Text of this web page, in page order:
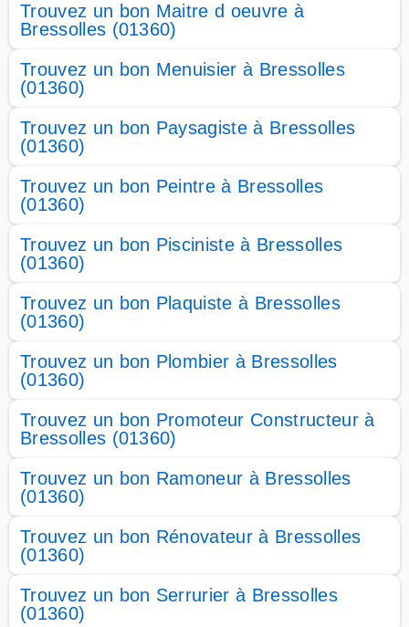
Trouvez un bon Maitre d oeuvre à
Bressolles (01360)
Trouvez un bon Menuisier à Bressolles
(01360)
Trouvez un bon Paysagiste à Bressolles
(01360)
Trouvez un bon Peintre à Bressolles
(01360)
Trouvez un bon Pisciniste à Bressolles
(01360)
Trouvez un bon Plaquiste à Bressolles
(01360)
Trouvez un bon Plombier à Bressolles
(01360)
Trouvez un bon Promoteur Constructeur à
Bressolles (01360)
Trouvez un bon Ramoneur à Bressolles
(01360)
Trouvez un bon Rénovateur à Bressolles
(01360)
Trouvez un bon Serrurier à Bressolles
(01360)